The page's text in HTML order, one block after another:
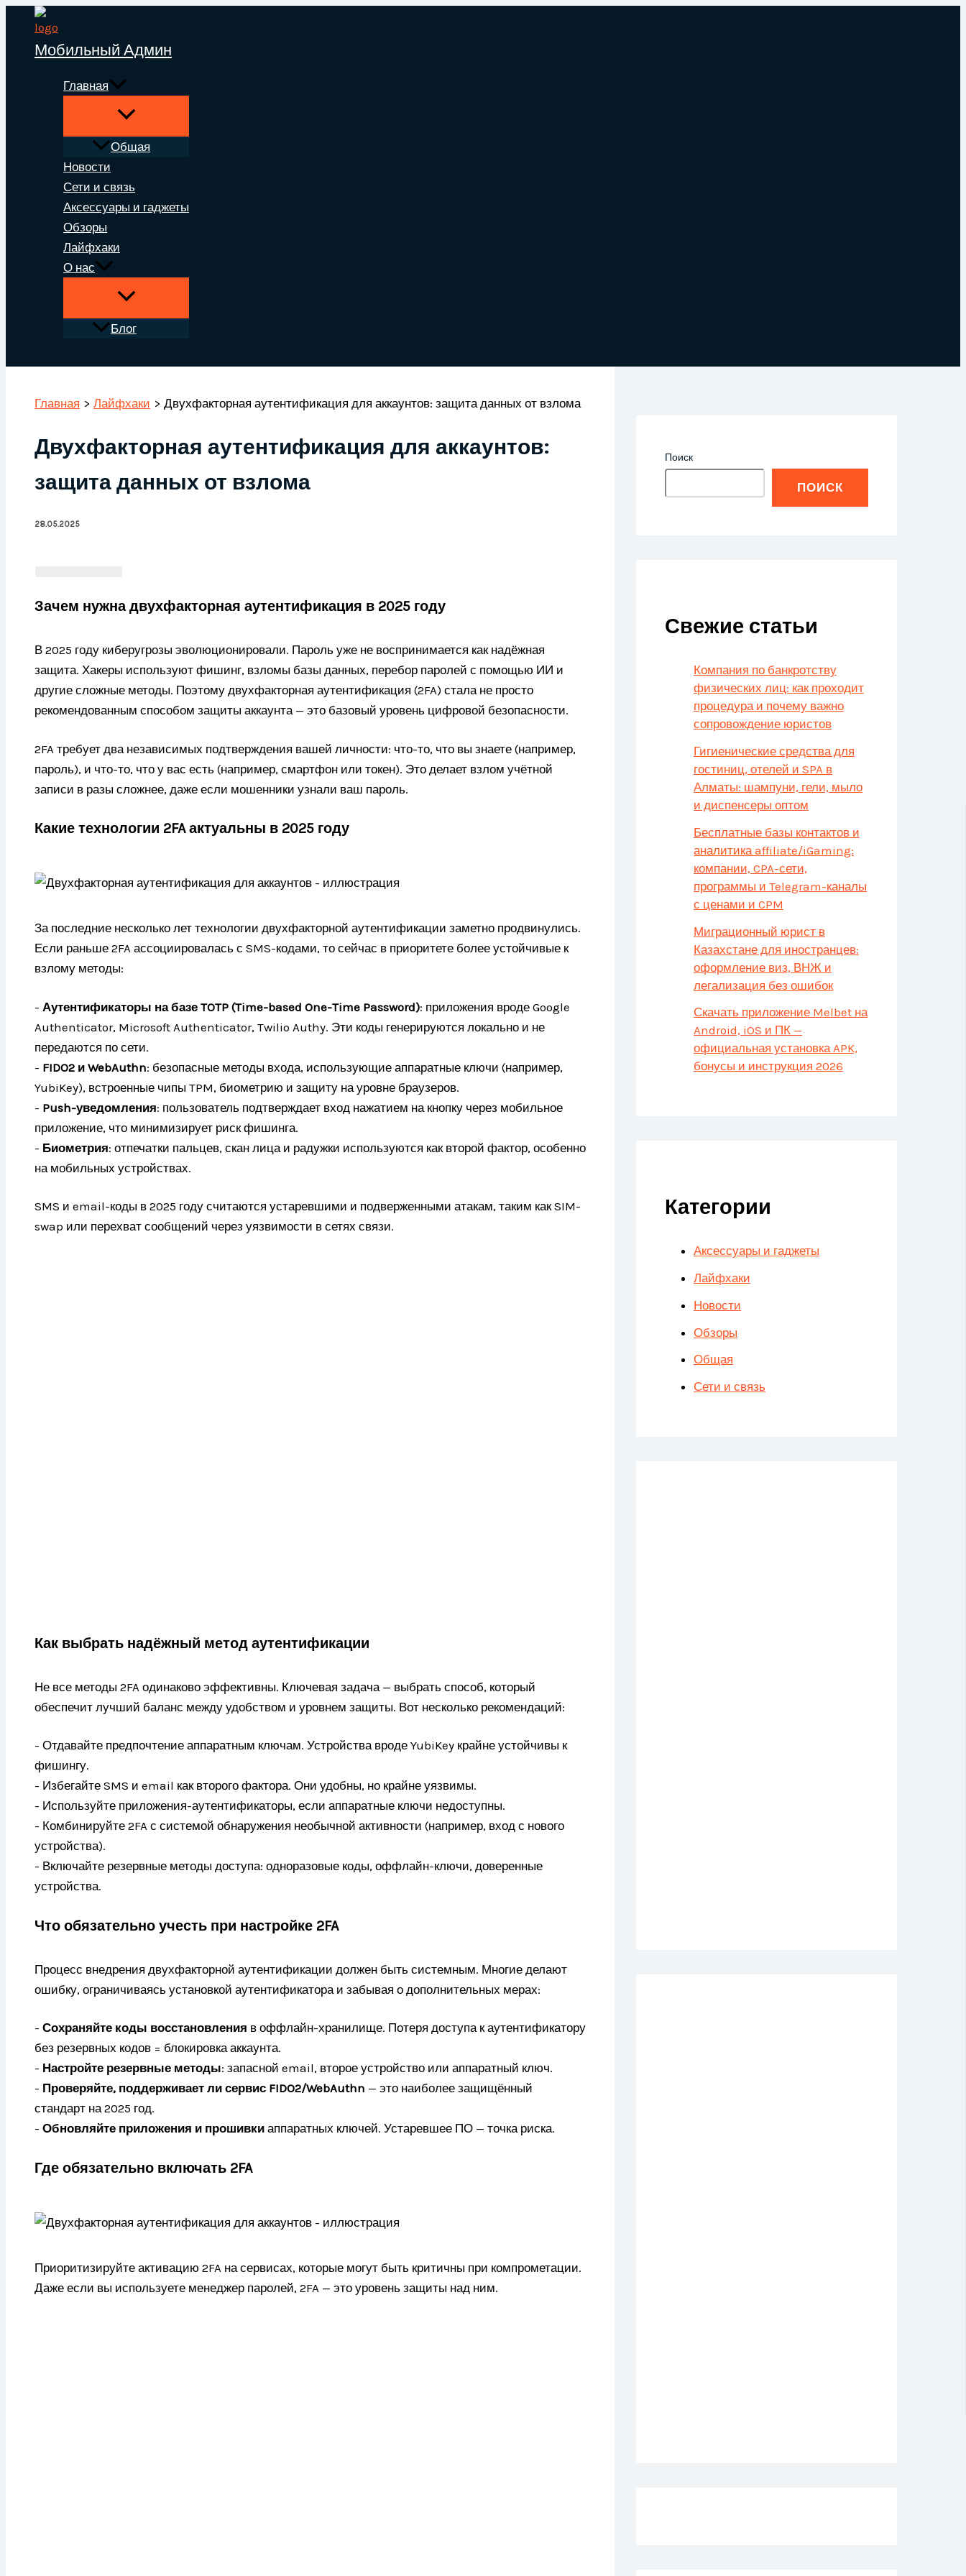
Перейти
содержимому
Мобильный Админ
Главная
Общая
Новости
Сети и связь
Аксессуары и гаджеты
Обзоры
Лайфхаки
О нас
Блог
Главная Лайфхаки Двухфакторная аутентификация для аккаунтов: защита данных от взлома
Двухфакторная аутентификация для аккаунтов:
защита данных от взлома
28.05.2025
Зачем нужна двухфакторная аутентификация в 2025 году
В 2025 году киберугрозы эволюционировали. Пароль уже не воспринимается как надёжная
защита. Хакеры используют фишинг, взломы базы данных, перебор паролей с помощью ИИ и
другие сложные методы. Поэтому двухфакторная аутентификация (2FA) стала не просто
рекомендованным способом защиты аккаунта — это базовый уровень цифровой безопасности.
2FA требует два независимых подтверждения вашей личности: что-то, что вы знаете (например,
пароль), и что-то, что у вас есть (например, смартфон или токен). Это делает взлом учётной
записи в разы сложнее, даже если мошенники узнали ваш пароль.
Какие технологии 2FA актуальны в 2025 году
За последние несколько лет технологии двухфакторной аутентификации заметно продвинулись.
Если раньше 2FA ассоциировалась с SMS-кодами, то сейчас в приоритете более устойчивые к
взлому методы:
- Аутентификаторы на базе TOTP (Time-based One-Time Password): приложения вроде Google
Authenticator, Microsoft Authenticator, Twilio Authy. Эти коды генерируются локально и не
передаются по сети.
- FIDO2 и WebAuthn: безопасные методы входа, использующие аппаратные ключи (например,
YubiKey), встроенные чипы TPM, биометрию и защиту на уровне браузеров.
- Push-уведомления: пользователь подтверждает вход нажатием на кнопку через мобильное
приложение, что минимизирует риск фишинга.
- Биометрия: отпечатки пальцев, скан лица и радужки используются как второй фактор, особенно
на мобильных устройствах.
SMS и email-коды в 2025 году считаются устаревшими и подверженными атакам, таким как SIM-
swap или перехват сообщений через уязвимости в сетях связи.
Как выбрать надёжный метод аутентификации
Не все методы 2FA одинаково эффективны. Ключевая задача — выбрать способ, который
обеспечит лучший баланс между удобством и уровнем защиты. Вот несколько рекомендаций:
- Отдавайте предпочтение аппаратным ключам. Устройства вроде YubiKey крайне устойчивы к
фишингу.
- Избегайте SMS и email как второго фактора. Они удобны, но крайне уязвимы.
- Используйте приложения-аутентификаторы, если аппаратные ключи недоступны.
- Комбинируйте 2FA с системой обнаружения необычной активности (например, вход с нового
устройства).
- Включайте резервные методы доступа: одноразовые коды, оффлайн-ключи, доверенные
устройства.
Что обязательно учесть при настройке 2FA
Процесс внедрения двухфакторной аутентификации должен быть системным. Многие делают
ошибку, ограничиваясь установкой аутентификатора и забывая о дополнительных мерах:
- Сохраняйте коды восстановления в оффлайн-хранилище. Потеря доступа к аутентификатору
без резервных кодов = блокировка аккаунта.
- Настройте резервные методы: запасной email, второе устройство или аппаратный ключ.
- Проверяйте, поддерживает ли сервис FIDO2/WebAuthn — это наиболее защищённый
стандарт на 2025 год.
- Обновляйте приложения и прошивки аппаратных ключей. Устаревшее ПО — точка риска.
Где обязательно включать 2FA
Приоритизируйте активацию 2FA на сервисах, которые могут быть критичны при компрометации.
Даже если вы используете менеджер паролей, 2FA — это уровень защиты над ним.
Поиск
ПОИСК
Свежие статьи
Компания по банкротству
физических лиц: как проходит
процедура и почему важно
сопровождение юристов
Гигиенические средства для
гостиниц, отелей и SPA в
Алматы: шампуни, гели, мыло
и диспенсеры оптом
Бесплатные базы контактов и
аналитика affiliate/iGaming:
компании, CPA-сети,
программы и Telegram-каналы
с ценами и CPM
Миграционный юрист в
Казахстане для иностранцев:
оформление виз, ВНЖ и
легализация без ошибок
Скачать приложение Melbet на
Android, iOS и ПК —
официальная установка APK,
бонусы и инструкция 2026
Категории
Аксессуары и гаджеты
Лайфхаки
Новости
Обзоры
Общая
Сети и связь